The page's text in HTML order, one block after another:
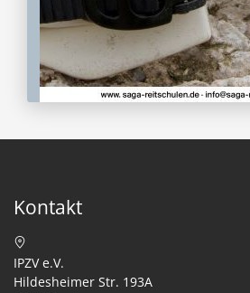
Kontakt
IPZV e.V.
Hildesheimer Str. 193A